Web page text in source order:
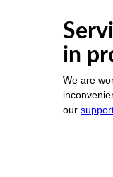
in
We are
our